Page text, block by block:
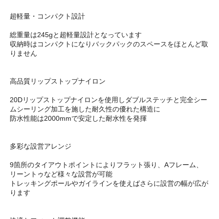
超軽量・コンパクト設計
総重量は245gと超軽量設計となっています
収納時はコンパクトになりバックパックのスペースをほとんど取
りません
高品質リップストップナイロン
20Dリップストップナイロンを使用しダブルステッチと完全シー
ムシーリング加工を施した耐久性の優れた構造に
防水性能は2000mmで安定した耐水性を発揮
多彩な設営アレンジ
9箇所のタイアウトポイントによりフラット張り、Aフレーム、
リーントゥなど様々な設営が可能
トレッキングポールやガイラインを使えばさらに設営の幅が広が
ります